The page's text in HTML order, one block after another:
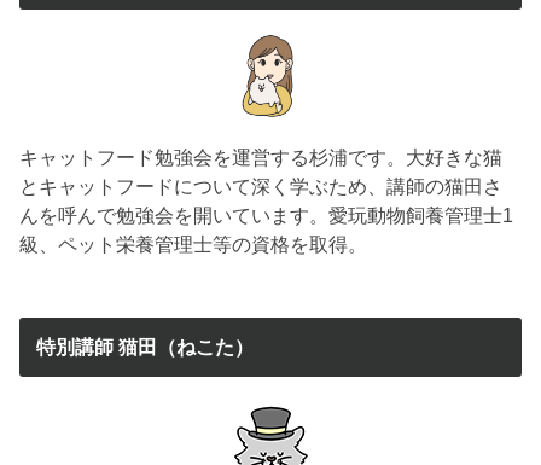
キャットフード勉強会を運営する杉浦です。大好きな猫
とキャットフードについて深く学ぶため、講師の猫田さ
んを呼んで勉強会を開いています。愛玩動物飼養管理士1
級、ペット栄養管理士等の資格を取得。
特別講師 猫田（ねこた）